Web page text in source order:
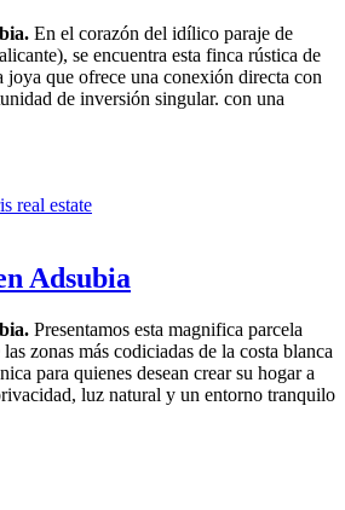
En el corazón del idílico paraje de
se encuentra esta finca rústica de
joya que ofrece una conexión directa con
de inversión singular. con una
Adsubia
Presentamos esta magnifica parcela
zonas más codiciadas de la costa blanca
para quienes desean crear su hogar a
luz natural y un entorno tranquilo